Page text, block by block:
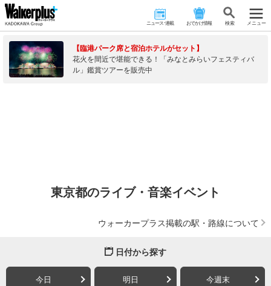
ニュース･連載 おでかけ情報 検 索 メニュー
【臨港パーク席と宿泊ホテルがセット】
花火を間近で堪能できる！「みなとみらいフェスティバ
ル」鑑賞ツアーを販売中
東京都のライブ・音楽イベント
ウォーカープラス掲載の駅・路線について
日付から探す
今日 明日 今週末